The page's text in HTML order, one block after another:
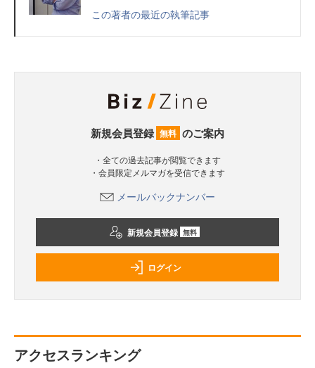
この著者の最近の執筆記事
新規会員登録 無料 のご案内
・全ての過去記事が閲覧できます
・会員限定メルマガを受信できます
メールバックナンバー
新規会員登録 無料
ログイン
アクセスランキング